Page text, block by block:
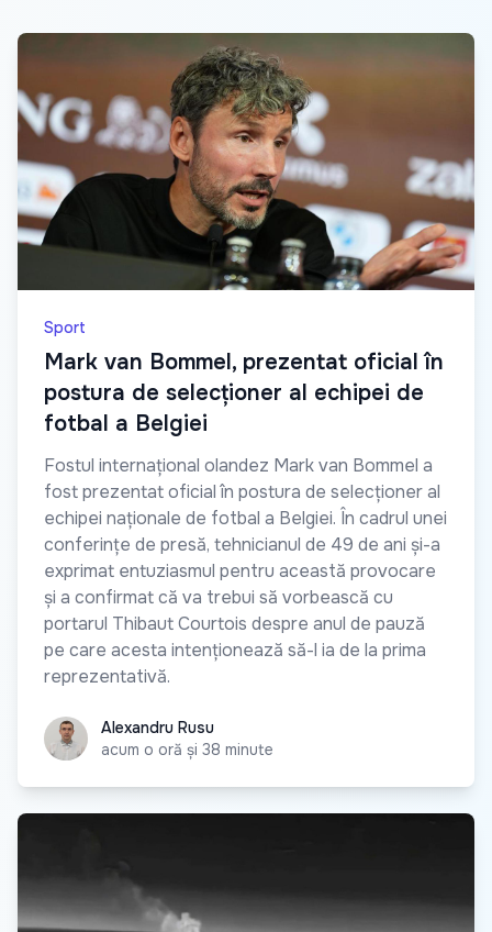
Sport
Mark van Bommel, prezentat oficial în
postura de selecționer al echipei de
fotbal a Belgiei
Fostul internațional olandez Mark van Bommel a
fost prezentat oficial în postura de selecționer al
echipei naționale de fotbal a Belgiei. În cadrul unei
conferințe de presă, tehnicianul de 49 de ani și-a
exprimat entuziasmul pentru această provocare
și a confirmat că va trebui să vorbească cu
portarul Thibaut Courtois despre anul de pauză
pe care acesta intenționează să-l ia de la prima
reprezentativă.
Alexandru Rusu
Alexandru Rusu
acum o oră și 38 minute